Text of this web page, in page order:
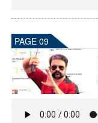
PAGE 09